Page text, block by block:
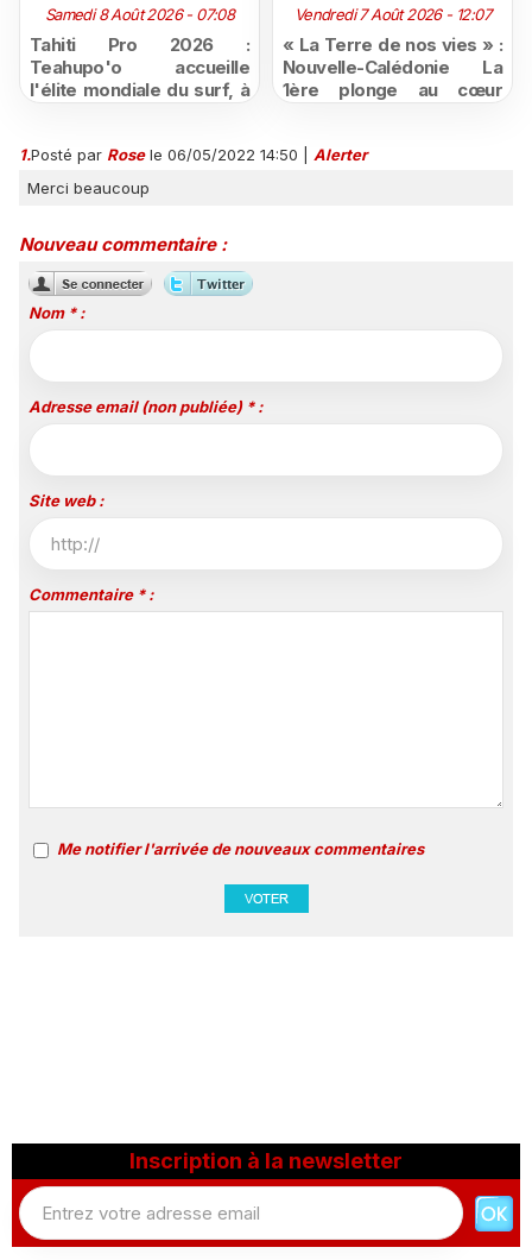
Samedi 8 Août 2026 - 07:08
Tahiti Pro 2026 :
Teahupo'o accueille
l'élite mondiale du surf, à
Vendredi 7 Août 2026 - 12:07
« La Terre de nos vies » :
Nouvelle-Calédonie La
1ère plonge au cœur
1.Posté par Rose le 06/05/2022 14:50
Alerter
Merci beaucoup
Nouveau commentaire :
Nom * :
Adresse email (non publiée) * :
Site web :
Commentaire * :
Me notifier l'arrivée de nouveaux commentaires
Inscription à la newsletter